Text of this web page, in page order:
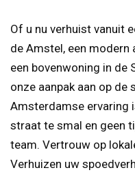
Of u nu verhuist vanuit
de Amstel, een modern
een bovenwoning in de
onze aanpak aan op
Amsterdamse ervaring
straat te smal en geen
team. Vertrouw op
Verhuizen uw